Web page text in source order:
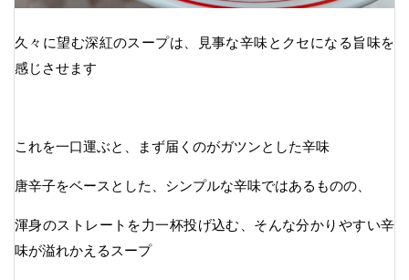
久々に望む深紅のスープは、見事な辛味とクセになる旨味を
感じさせます
これを一口運ぶと、まず届くのがガツンとした辛味
唐辛子をベースとした、シンプルな辛味ではあるものの、
渾身のストレートを力一杯投げ込む、そんな分かりやすい辛
味が溢れかえるスープ